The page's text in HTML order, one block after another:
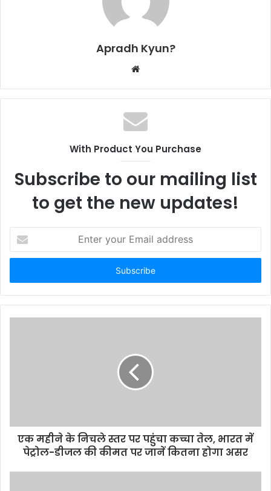
Apradh Kyun?
b
s
i
e
With Product You Purchase
Subscribe to our mailing list
to get the new updates!
t
r
y
एक महीने के निचले स्तर पर पहुंचा कच्चा तेल, भारत में
पेट्रोल-डीजल की कीमत पर जानें कितना होगा असर